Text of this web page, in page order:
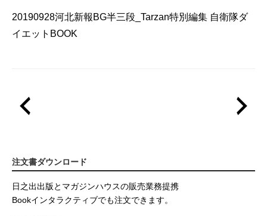
20190928河北新報BG半三段_Tarzan特別編集 自衛隊ダ
イエットBOOK
注文書ダウンロード
日之出出版とマガジンハウスの販売業務提携
Bookインタラクティブでも注文できます。